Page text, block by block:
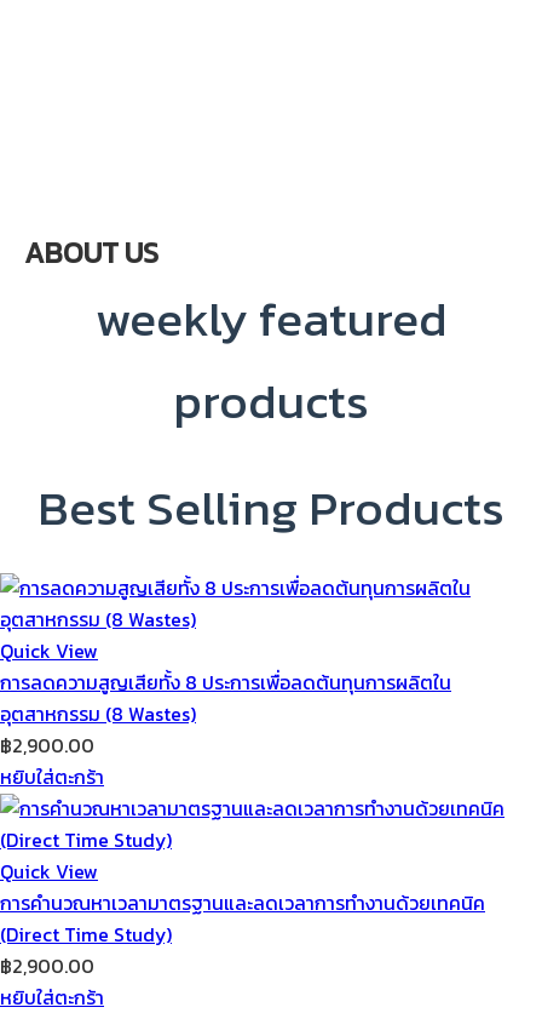
ABOUT US
weekly featured
products
Best Selling Products
Quick View
การลดความสูญเสียทั้ง 8 ประการเพื่อลดต้นทุนการผลิตใน
อุตสาหกรรม (8 Wastes)
฿2,900.00
หยิบใส่ตะกร้า
Quick View
การคำนวณหาเวลามาตรฐานและลดเวลาการทำงานด้วยเทคนิค
(Direct Time Study)
฿2,900.00
หยิบใส่ตะกร้า